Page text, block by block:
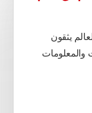
يثقون
والمعلومات